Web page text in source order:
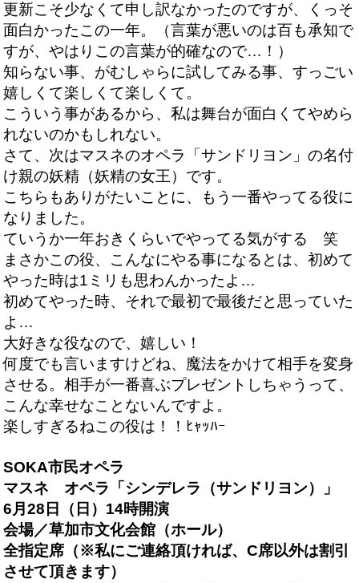
更新こそ少なくて申し訳なかったのですが、くっそ
面白かったこの一年。（言葉が悪いのは百も承知で
すが、やはりこの言葉が的確なので…！）
知らない事、がむしゃらに試してみる事、すっごい
嬉しくて楽しくて楽しくて。
こういう事があるから、私は舞台が面白くてやめら
れないのかもしれない。
さて、次はマスネのオペラ「サンドリヨン」の名付
け親の妖精（妖精の女王）です。
こちらもありがたいことに、もう一番やってる役に
なりました。
ていうか一年おきくらいでやってる気がする 笑
まさかこの役、こんなにやる事になるとは、初めて
やった時は1ミリも思わんかったよ…
初めてやった時、それで最初で最後だと思っていた
よ…
大好きな役なので、嬉しい！
何度でも言いますけどね、魔法をかけて相手を変身
させる。相手が一番喜ぶプレゼントしちゃうって、
こんな幸せなことないんですよ。
楽しすぎるねこの役は！！ﾋｬｯﾊｰ
SOKA市民オペラ
マスネ オペラ「シンデレラ（サンドリヨン）」
6月28日（日）14時開演
会場／草加市文化会館（ホール）
全指定席（※私にご連絡頂ければ、C席以外は割引
させて頂きます）